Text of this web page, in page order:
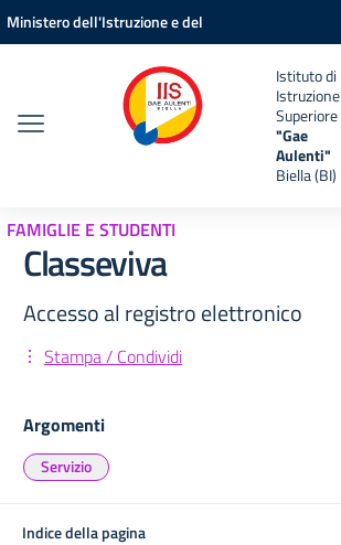
Vai ai contenuti
Vai al menu di navigazione
Vai al footer
Ministero dell'Istruzione e del
Istituto di
Istruzione
Superiore
"Gae
Aulenti"
Biella (BI)
FAMIGLIE E STUDENTI
Classeviva
Accesso al registro elettronico
Stampa / Condividi
Argomenti
Servizio
Indice della pagina